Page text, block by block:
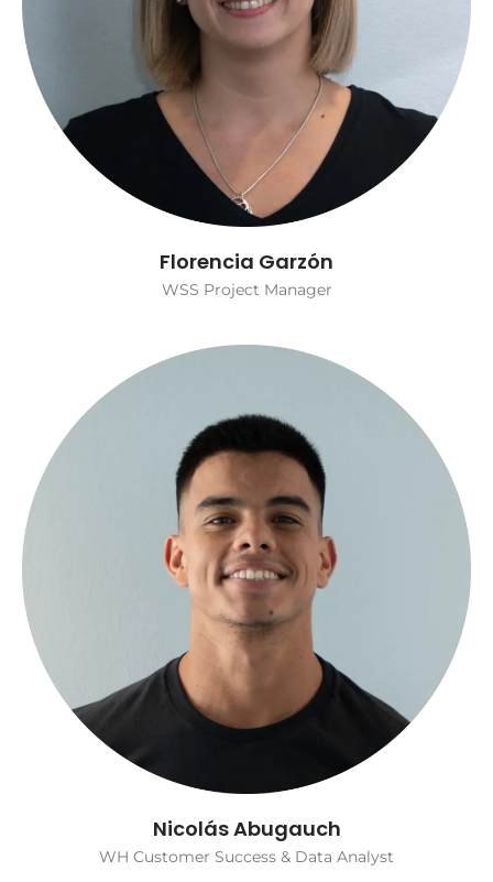
Florencia Garzón
WSS Project Manager
Nicolás Abugauch
WH Customer Success & Data Analyst